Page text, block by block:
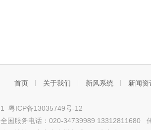
首页 关于我们 新风系统 新闻资
1 粤ICP备13035749号-12
全国服务电话：020-34739989 13312811680